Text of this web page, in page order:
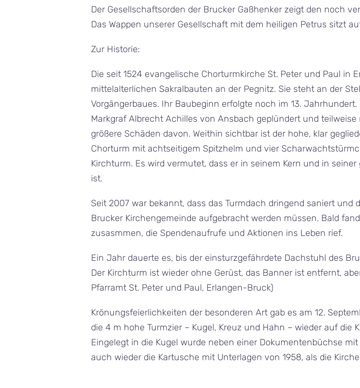
Der Gesellschaftsorden der Brucker Gaßhenker zeigt den noch
Das Wappen unserer Gesellschaft mit dem heiligen Petrus sitzt
Zur Historie:
Die seit 1524 evangelische Chorturmkirche St. Peter und Paul in
mittelalterlichen Sakralbauten an der Pegnitz. Sie steht an der
Vorgängerbaues. Ihr Baubeginn erfolgte noch im 13.
Markgraf Albrecht Achilles von Ansbach geplündert und
größere Schäden davon. Weithin sichtbar ist der hohe, klar
Chorturm mit achtseitigem Spitzhelm und vier
Kirchturm. Es wird vermutet, dass er in seinem Kern und in
ist.
Seit 2007 war bekannt, dass das Turmdach dringend saniert und
Brucker Kirchengemeinde aufgebracht werden müssen. Bald
zusasmmen, die Spendenaufrufe und Aktionen ins Leben rief.
Ein Jahr dauerte es, bis der einsturzgefährdete Dachstuhl des
Der Kirchturm ist wieder ohne Gerüst, das Banner ist entfernt,
Pfarramt St. Peter und Paul, Erlangen-Bruck)
Krönungsfeierlichkeiten der besonderen Art gab es am 12.
die 4 m hohe Turmzier – Kugel, Kreuz und Hahn – wieder auf die
Eingelegt in die Kugel wurde neben einer Dokumentenbüchse
auch wieder die Kartusche mit Unterlagen von 1958, als die